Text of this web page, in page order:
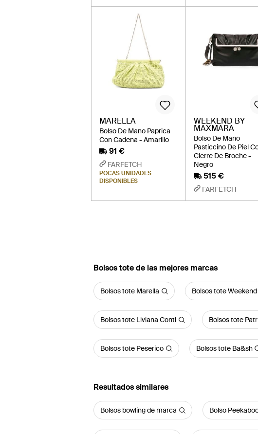
MARELLA
Bolso De Mano Paprica
Con Cadena - Amarillo
91 €
FARFETCH
POCAS UNIDADES
DISPONIBLES
WEEKEND BY
MAXMARA
Bolso De Mano
Pasticcino De Piel
Cierre De Broche -
Negro
515 €
FARFETCH
Bolsos tote de las mejores marcas
Bolsos tote Marella Bolsos tote
Bolsos tote Liviana Conti Bolsos tote
Bolsos tote Peserico Bolsos tote Ba&sh
Resultados similares
Bolsos bowling de marca Bolso